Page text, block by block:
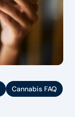
Cannabis FAQ